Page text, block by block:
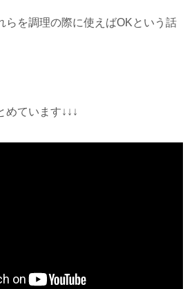
らを調理の際に使えばOKという話
めています↓↓↓